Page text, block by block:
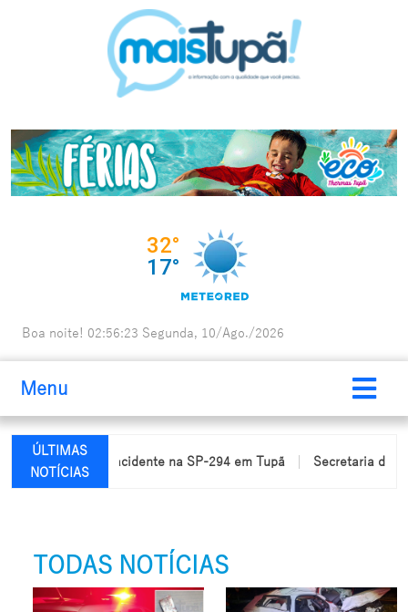
Boa noite! 02:56:24 Segunda, 10/Ago./2026
Menu
ÚLTIMAS
NOTÍCIAS
feridas em acidente na SP-294 em Tupã Secretaria de
TODAS NOTÍCIAS